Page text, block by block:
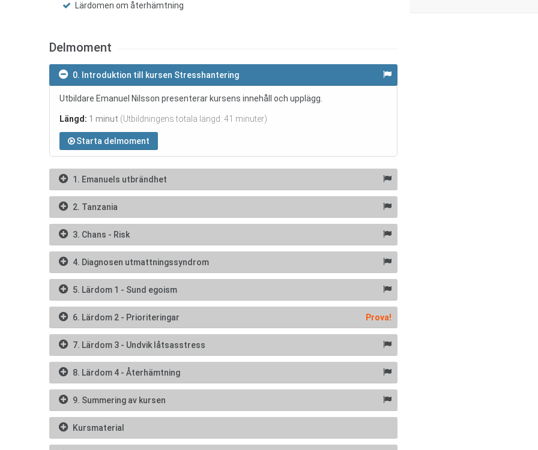
Lärdomen om återhämtning
Delmoment
0. Introduktion till kursen Stresshantering
Utbildare Emanuel Nilsson presenterar kursens innehåll och upplägg.
Längd: 1 minut (Utbildningens totala längd: 41 minuter)
Starta delmoment
1. Emanuels utbrändhet
2. Tanzania
3. Chans - Risk
4. Diagnosen utmattningssyndrom
5. Lärdom 1 - Sund egoism
6. Lärdom 2 - Prioriteringar Prova!
7. Lärdom 3 - Undvik låtsasstress
8. Lärdom 4 - Återhämtning
9. Summering av kursen
Kursmaterial